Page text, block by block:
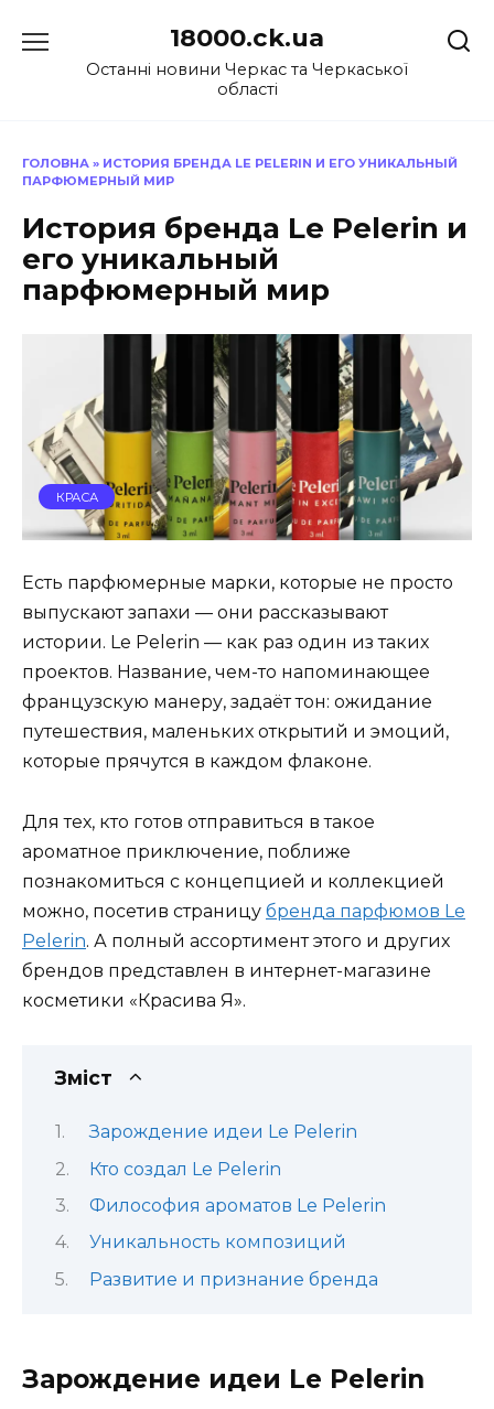
до
18000.ck.ua
Останні новини Черкас та Черкаської
області
ГОЛОВНА » ИСТОРИЯ БРЕНДА LE PELERIN И ЕГО УНИКАЛЬНЫЙ
ПАРФЮМЕРНЫЙ МИР
История бренда Le Pelerin и
его уникальный
парфюмерный мир
КРАСА
Есть парфюмерные марки, которые не просто
выпускают запахи — они рассказывают
истории. Le Pelerin — как раз один из таких
проектов. Название, чем-то напоминающее
французскую манеру, задаёт тон: ожидание
путешествия, маленьких открытий и эмоций,
которые прячутся в каждом флаконе.
Для тех, кто готов отправиться в такое
ароматное приключение, поближе
познакомиться с концепцией и коллекцией
можно, посетив страницу бренда парфюмов Le
Pelerin. А полный ассортимент этого и других
брендов представлен в интернет-магазине
косметики «Красива Я».
Зміст
Зарождение идеи Le Pelerin
Кто создал Le Pelerin
Философия ароматов Le Pelerin
Уникальность композиций
Развитие и признание бренда
Зарождение идеи Le Pelerin